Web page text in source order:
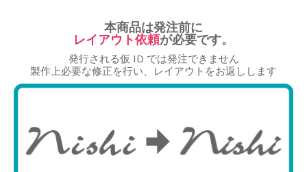
商品選択 レイアウト 文字入力 調整・確認 ID発行
レイアウト選択
本商品は発注前に
レイアウト依頼が必要です。
発行される仮 ID では発注できません
製作上必要な修正を行い、レイアウトをお返しします